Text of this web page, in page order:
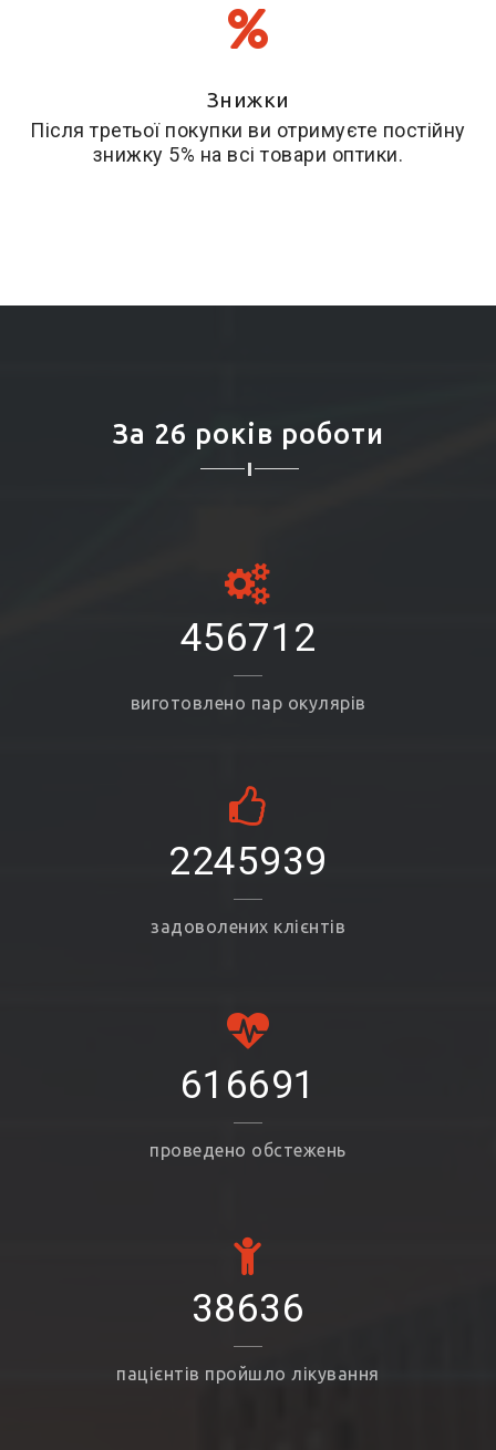
Знижки
Після третьої покупки ви отримуєте постійну
знижку 5% на всі товари оптики.
За 26 років роботи
456712
виготовлено пар окулярів
2245939
задоволених клієнтів
616691
проведено обстежень
38636
пацієнтів пройшло лікування